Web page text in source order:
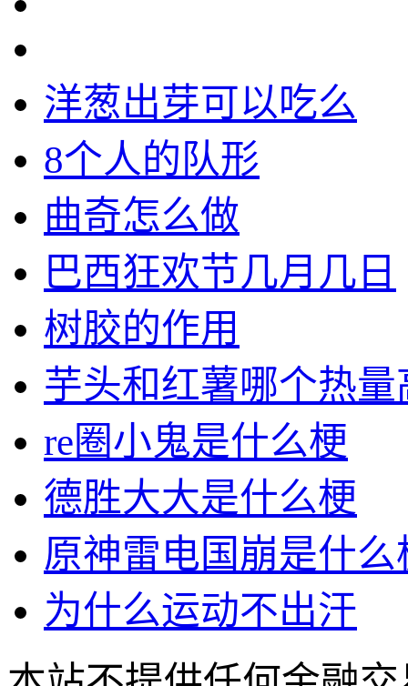
洋葱出芽可以吃么
8个人的队形
曲奇怎么做
巴西狂欢节几月几日
树胶的作用
芋头和红薯哪个热量
re圈小鬼是什么梗
德胜大大是什么梗
原神雷电国崩是什么
为什么运动不出汗